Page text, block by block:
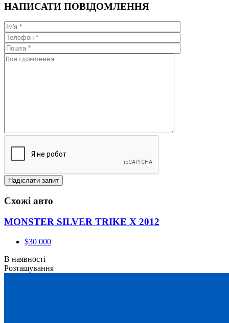
НАПИСАТИ ПОВІДОМЛЕННЯ
Схожі авто
MONSTER SILVER TRIKE X 2012
$30 000
В наявності
Розташування